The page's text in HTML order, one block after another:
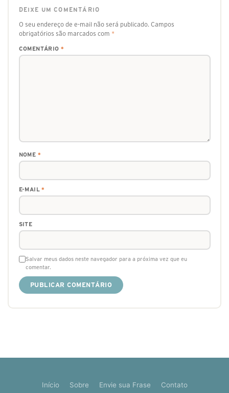
DEIXE UM COMENTÁRIO
O seu endereço de e-mail não será publicado. Campos
obrigatórios são marcados com *
COMENTÁRIO *
NOME *
E-MAIL*
SITE
Salvar meus dados neste navegador para a próxima vez que eu
comentar.
Início Sobre Envie sua Frase Contato